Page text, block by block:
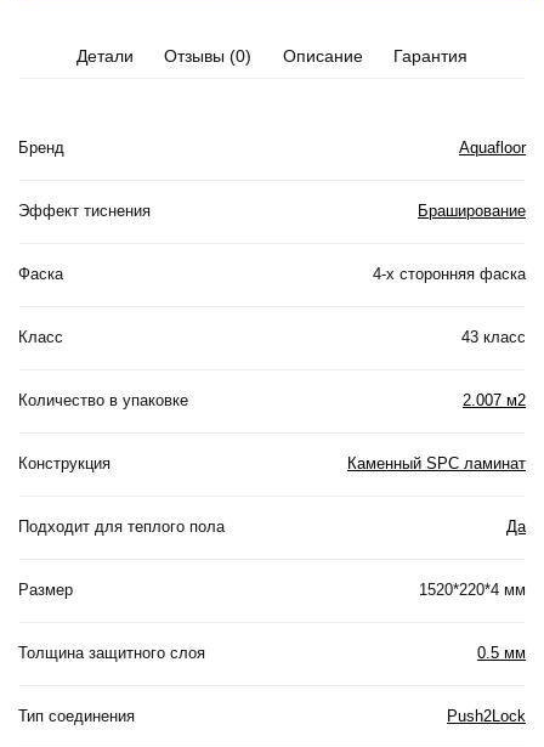
Детали Отзывы (0) Описание Гарантия
Бренд Aquafloor
Эффект тиснения Браширование
Фаска 4-х сторонняя фаска
Класс 43 класс
Количество в упаковке 2.007 м2
Конструкция Каменный SPC ламинат
Подходит для теплого пола Да
Размер 1520*220*4 мм
Толщина защитного слоя 0.5 мм
Тип соединения Push2Lock